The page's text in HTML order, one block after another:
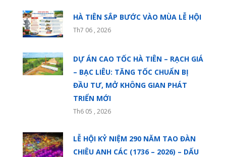
HÀ TIÊN SẮP BƯỚC VÀO MÙA LỄ HỘI
Th7 06 , 2026
DỰ ÁN CAO TỐC HÀ TIÊN – RẠCH GIÁ
– BẠC LIÊU: TĂNG TỐC CHUẨN BỊ
ĐẦU TƯ, MỞ KHÔNG GIAN PHÁT
TRIỂN MỚI
Th6 05 , 2026
LỄ HỘI KỶ NIỆM 290 NĂM TAO ĐÀN
CHIÊU ANH CÁC (1736 – 2026) – DẤU